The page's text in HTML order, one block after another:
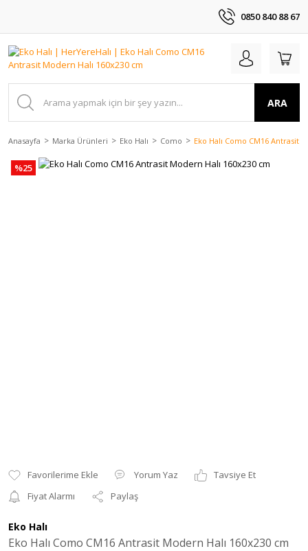
0850 840 88 67
ARA
Anasayfa Marka Ürünleri Eko Halı Como Eko Halı Como CM16 Antrasit
%25
Yorum Yaz
Tavsiye Et
Fiyat Alarmı
Paylaş
Eko Halı
Eko Halı Como CM16 Antrasit Modern Halı 160x230 cm